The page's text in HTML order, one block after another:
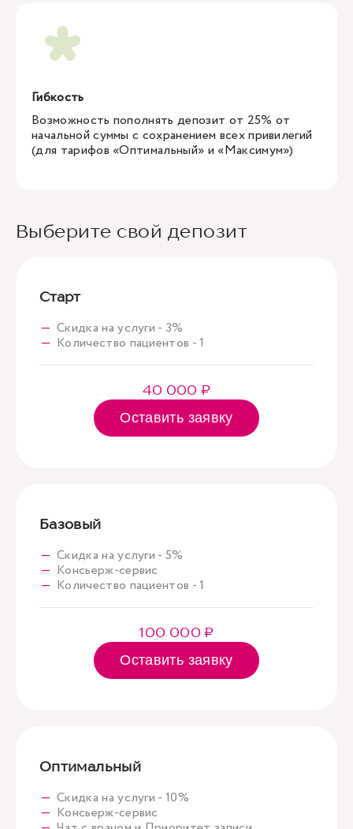
Гибкость
Возможность пополнять депозит от 25% от
начальной суммы с сохранением всех привилегий
(для тарифов «Оптимальный» и «Максимум»)
Выберите свой депозит
Старт
Скидка на услуги - 3%
Количество пациентов - 1
40 000 ₽
Оставить заявку
Базовый
Скидка на услуги - 5%
Консьерж-сервис
Количество пациентов - 1
100 000 ₽
Оставить заявку
Оптимальный
Скидка на услуги - 10%
Консьерж-сервис